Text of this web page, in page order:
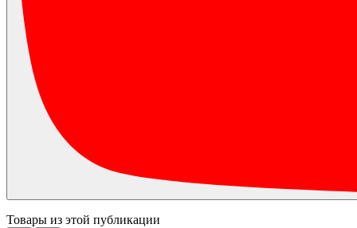
Товары из этой публикации